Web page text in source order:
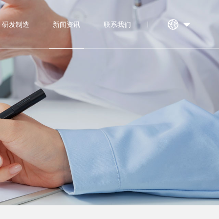
研发制造 新闻资讯 联系我们